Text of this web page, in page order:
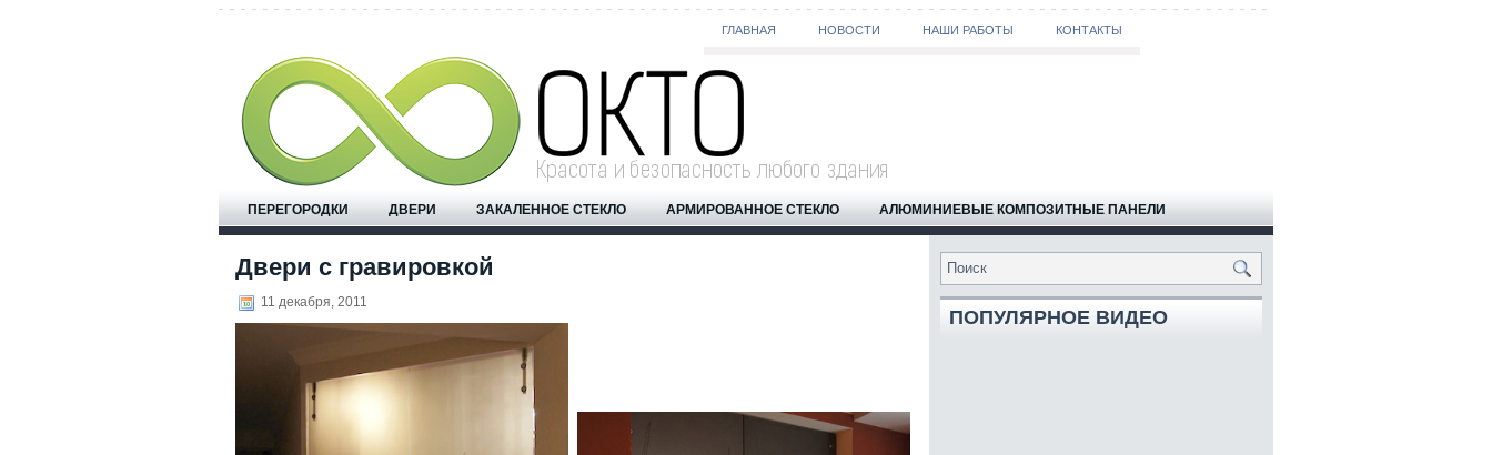
ГЛАВНАЯ НОВОСТИ НАШИ РАБОТЫ КОНТАКТЫ
ПЕРЕГОРОДКИ ДВЕРИ ЗАКАЛЕННОЕ СТЕКЛО АРМИРОВАННОЕ СТЕКЛО АЛЮМИНИЕВЫЕ КОМПОЗИТНЫЕ ПАНЕЛИ
Двери с гравировкой
11 декабря, 2011
ПОПУЛЯРНОЕ ВИДЕО